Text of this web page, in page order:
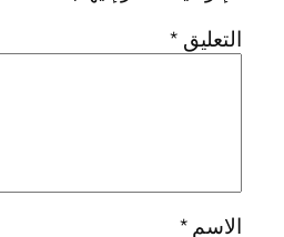
التعليق *
الاسم*